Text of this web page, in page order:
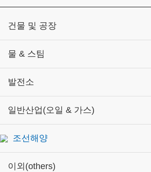
건물 및 공장
물 & 스팀
발전소
일반산업(오일 & 가스)
조선해양
이외(others)